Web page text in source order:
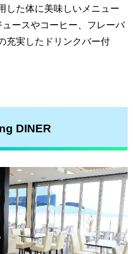
した体に美味しいメニュー
ースやコーヒー、フレーバ
充実したドリンクバー付
DINER